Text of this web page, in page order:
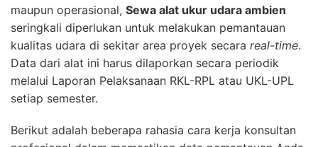
maupun operasional, Sewa alat ukur udara ambien
seringkali diperlukan untuk melakukan pemantauan
kualitas udara di sekitar area proyek secara real-time.
Data dari alat ini harus dilaporkan secara periodik
melalui Laporan Pelaksanaan RKL-RPL atau UKL-UPL
setiap semester.
Berikut adalah beberapa rahasia cara kerja konsultan